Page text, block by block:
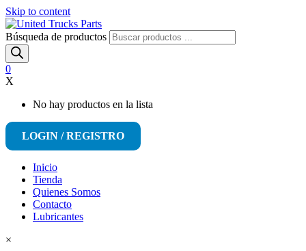
Skip to content
Búsqueda de productos
0
X
No hay productos en la lista
LOGIN / REGISTRO
Inicio
Tienda
Quienes Somos
Contacto
Lubricantes
×